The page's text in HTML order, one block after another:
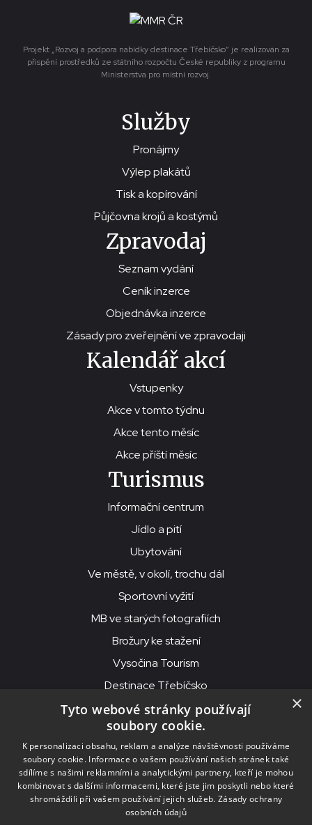
Projekt „Rozvoj a podpora nabídky destinace Třebíčsko“ je realizován za
přispění prostředků ze státního rozpočtu České republiky z programu
Ministerstva pro místní rozvoj.
Služby
Pronájmy
Výlep plakátů
Tisk a kopírování
Půjčovna krojů a kostýmů
Zpravodaj
Seznam vydání
Ceník inzerce
Objednávka inzerce
Zásady pro zveřejnění ve zpravodaji
Kalendář akcí
Vstupenky
Akce v tomto týdnu
Akce tento měsíc
Akce příští měsíc
Turismus
Informační centrum
Jídlo a pití
Ubytování
Ve městě, v okolí, trochu dál
Sportovní vyžití
MB ve starých fotografiích
Brožury ke stažení
Vysočina Tourism
Destinace Třebíčsko
© 2026MKS Beseda Mor. Budějovice
MKS Beseda, příspěvková organizace, Purcnerova 62, 676 02
Moravské Budějovice
IČO: 00091758, DIČ: CZ00091758, ID datové schránky: chjn2kd
×
Tyto webové stránky používají
soubory cookie.
K personalizaci obsahu, reklam a analýze návštěvnosti používáme
soubory cookie. Informace o vašem používání našich stránek také
sdílíme s našimi reklamními a analytickými partnery, kteří je mohou
kombinovat s dalšími informacemi, které jste jim poskytli nebo které
shromáždili při vašem používání jejich služeb. Zásady ochrany
osobních údajů